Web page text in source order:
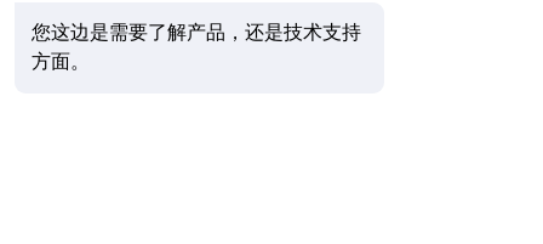
您这边是需要了解产品，还是技术支持
方面。